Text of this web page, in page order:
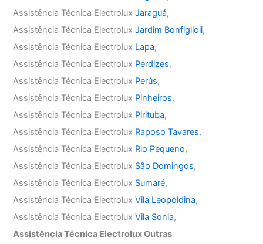
Assistência Técnica ElectroluxJaraguá,
Assistência Técnica ElectroluxJardim Bonfiglioli,
Assistência Técnica Electrolux Lapa,
Assistência Técnica Electrolux Perdizes,
Assistência Técnica Electrolux Perús,
Assistência Técnica Electrolux Pinheiros,
Assistência Técnica Electrolux Pirituba,
Assistência Técnica Electrolux Raposo Tavares,
Assistência Técnica Electrolux Rio Pequeno,
Assistência Técnica Electrolux São Domingos,
Assistência Técnica Electrolux Sumaré,
Assistência Técnica ElectroluxVila Leopoldina,
Assistência Técnica ElectroluxVila Sonia,
Assistência Técnica Electrolux Outras